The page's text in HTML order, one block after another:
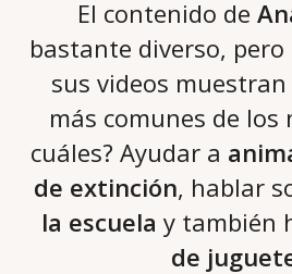
El contenido de
bastante diverso,
sus videos
más comunes de los
cuáles? Ayudar a
de extinción, hablar
la escuela y también
de